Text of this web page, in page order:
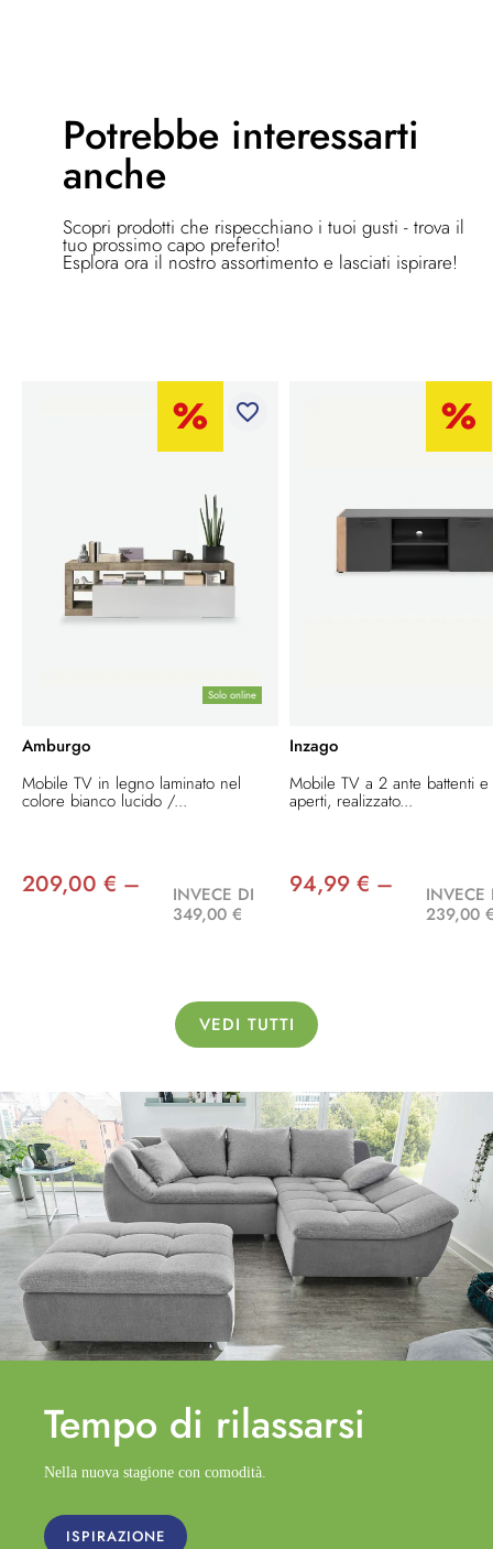
Potrebbe interessarti
anche
Scopri prodotti che rispecchiano i tuoi gusti - trova il
tuo prossimo capo preferito!
Esplora ora il nostro assortimento e lasciati ispirare!
Solo online
favorite_border
Amburgo
Mobile TV in legno laminato nel
colore bianco lucido /...
209,00 € –
INVECE DI
349,00 €
Inzago
Mobile TV a 2 ante battenti
aperti, realizzato...
94,99 € –
INVECE
239,00
VEDI TUTTI
Tempo di rilassarsi
Nella nuova stagione con comodità.
ISPIRAZIONE